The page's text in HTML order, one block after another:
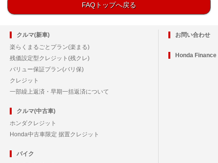
FAQトップへ戻る
クルマ(新車)
楽らくまるごとプラン(楽まる)
残価設定型クレジット(残クレ)
バリュー保証プラン(バリ保)
クレジット
一部繰上返済・早期一括返済について
クルマ(中古車)
ホンダクレジット
Honda中古車限定 据置クレジット
バイク
お問い合わせ
Honda Finance